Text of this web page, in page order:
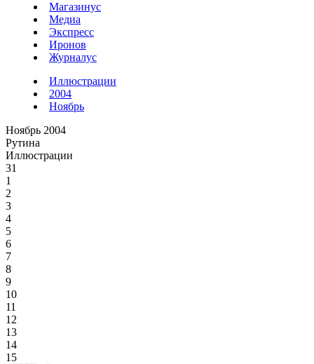
Магазинус
Медиа
Экспресс
Иронов
Журналус
Иллюстрации
2004
Ноябрь
Ноябрь 2004
Рутина
Иллюстрации
31
1
2
3
4
5
6
7
8
9
10
11
12
13
14
15